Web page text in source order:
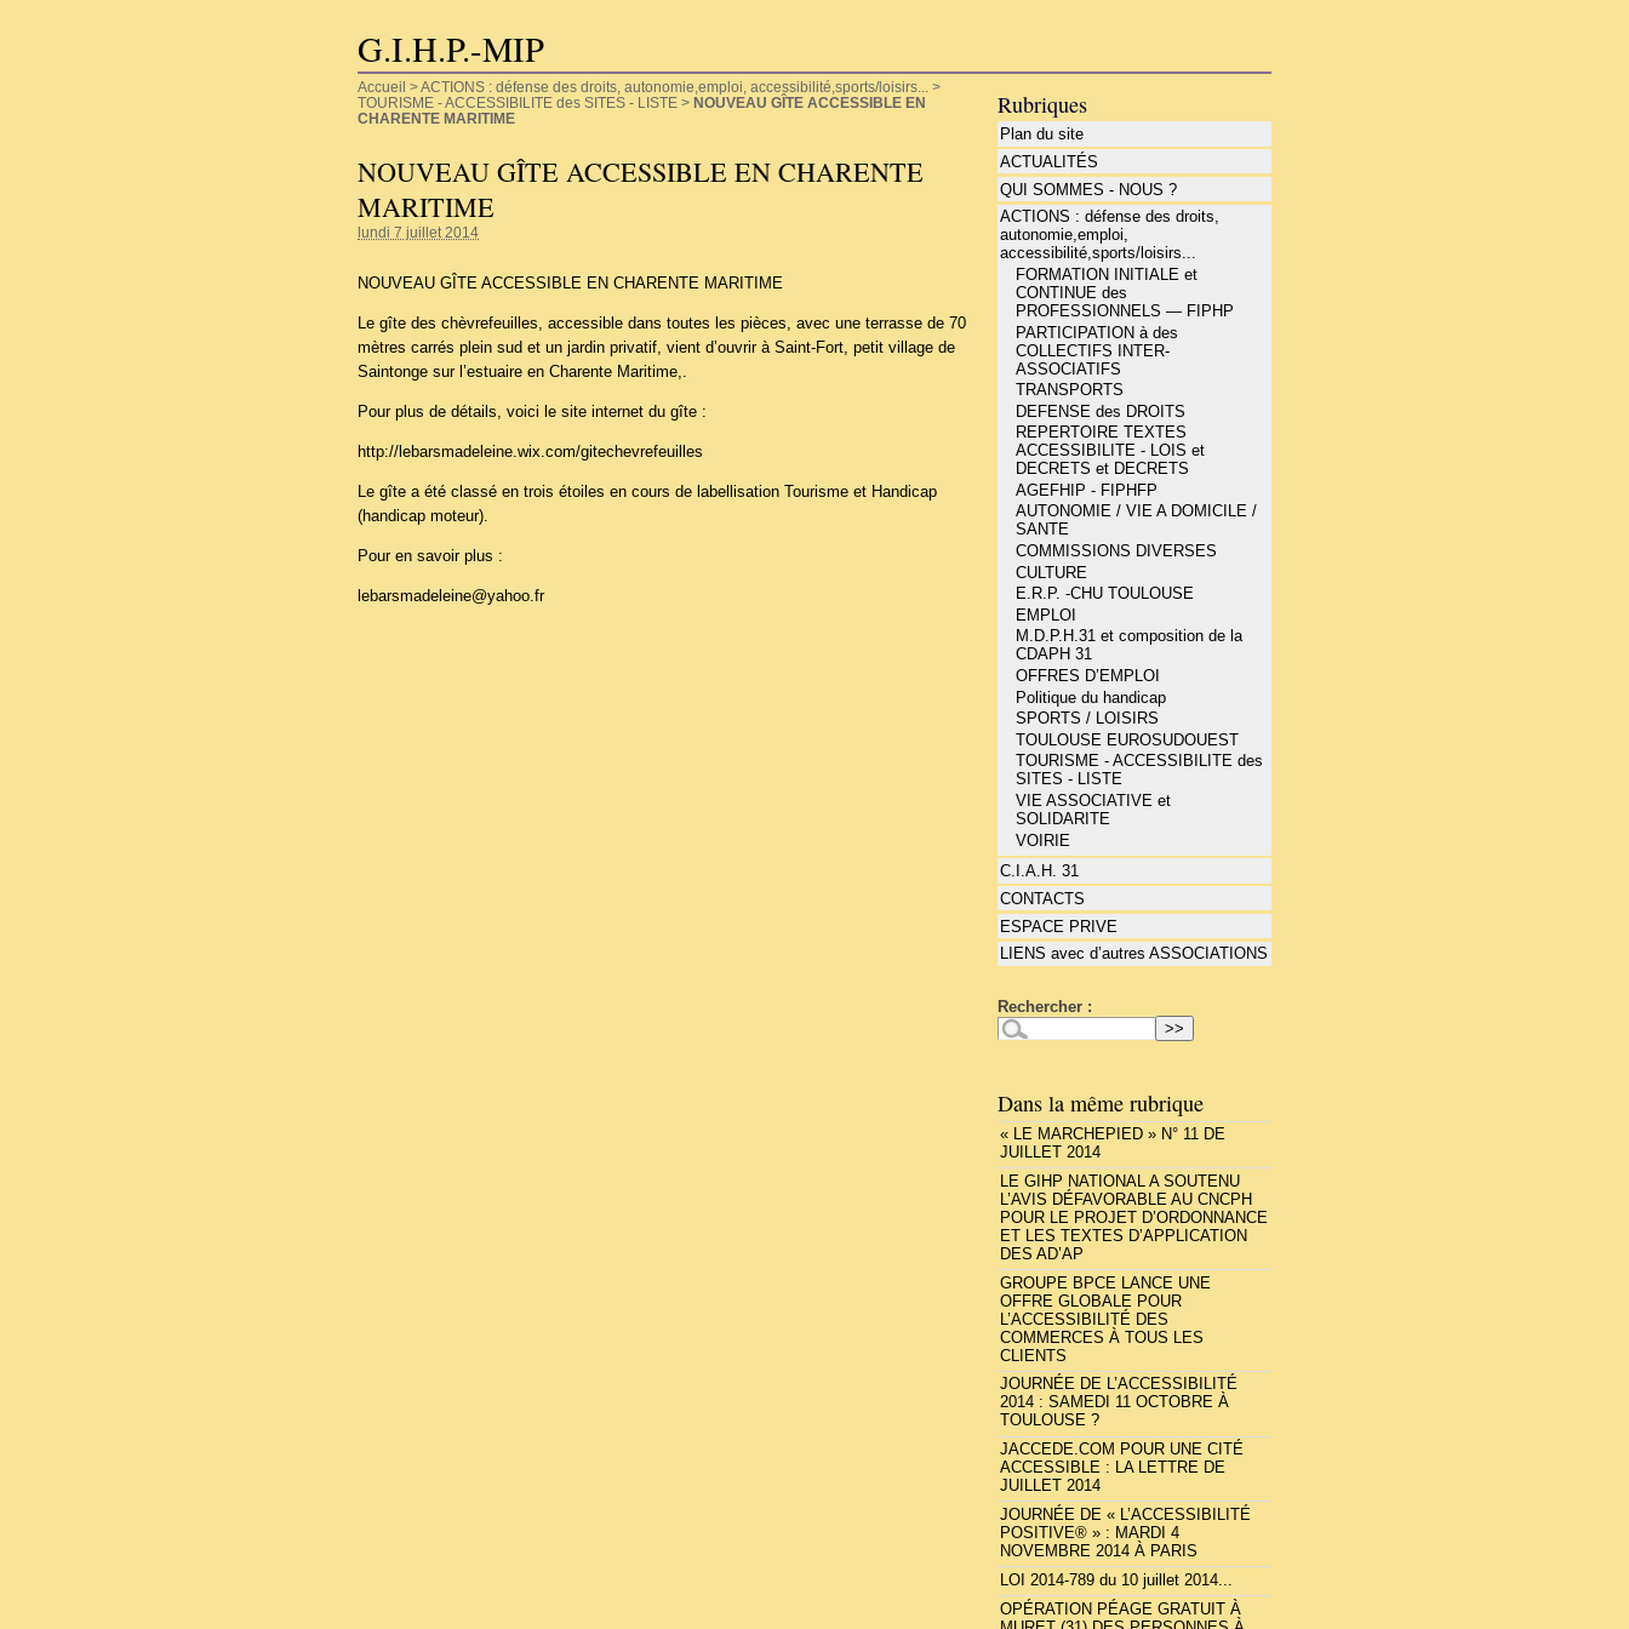
G.I.H.P.-MIP
Accueil >ACTIONS : défense des droits, autonomie,emploi, accessibilité,sports/loisirs...
>
TOURISME - ACCESSIBILITE des SITES - LISTE > NOUVEAU GÎTE ACCESSIBLE EN
CHARENTE MARITIME
NOUVEAU GÎTE ACCESSIBLE EN CHARENTE
MARITIME
lundi 7 juillet 2014
NOUVEAU GÎTE ACCESSIBLE EN CHARENTE MARITIME
Le gîte des chèvrefeuilles, accessible dans toutes les pièces, avec une terrasse de 70
mètres carrés plein sud et un jardin privatif, vient d’ouvrir à Saint-Fort, petit village de
Saintonge sur l’estuaire en Charente Maritime,.
Pour plus de détails, voici le site internet du gîte :
http://lebarsmadeleine.wix.com/gitechevrefeuilles
Le gîte a été classé en trois étoiles en cours de labellisation Tourisme et Handicap
(handicap moteur).
Pour en savoir plus :
lebarsmadeleine@yahoo.fr
Rubriques
Plan du site
ACTUALITÉS
QUI SOMMES - NOUS ?
ACTIONS : défense des droits,
autonomie,emploi,
accessibilité,sports/loisirs...
FORMATION INITIALE et
CONTINUE des
PROFESSIONNELS — FIPHP
PARTICIPATION à des
COLLECTIFS INTER-
ASSOCIATIFS
TRANSPORTS
DEFENSE des DROITS
REPERTOIRE TEXTES
ACCESSIBILITE - LOIS et
DECRETS et DECRETS
AGEFHIP - FIPHFP
AUTONOMIE / VIE A DOMICILE /
SANTE
COMMISSIONS DIVERSES
CULTURE
E.R.P. -CHU TOULOUSE
EMPLOI
M.D.P.H.31 et composition de la
CDAPH 31
OFFRES D’EMPLOI
Politique du handicap
SPORTS / LOISIRS
TOULOUSE EUROSUDOUEST
TOURISME - ACCESSIBILITE des
SITES - LISTE
VIE ASSOCIATIVE et
SOLIDARITE
VOIRIE
C.I.A.H. 31
CONTACTS
ESPACE PRIVE
LIENS avec d’autres ASSOCIATIONS
Rechercher :
Dans la même rubrique
« LE MARCHEPIED » N° 11 DE
JUILLET 2014
LE GIHP NATIONAL A SOUTENU
L’AVIS DÉFAVORABLE AU CNCPH
POUR LE PROJET D’ORDONNANCE
ET LES TEXTES D’APPLICATION
DES AD’AP
GROUPE BPCE LANCE UNE
OFFRE GLOBALE POUR
L’ACCESSIBILITÉ DES
COMMERCES À TOUS LES
CLIENTS
JOURNÉE DE L’ACCESSIBILITÉ
2014 : SAMEDI 11 OCTOBRE À
TOULOUSE ?
JACCEDE.COM POUR UNE CITÉ
ACCESSIBLE : LA LETTRE DE
JUILLET 2014
JOURNÉE DE « L’ACCESSIBILITÉ
POSITIVE® » : MARDI 4
NOVEMBRE 2014 À PARIS
LOI 2014-789 du 10 juillet 2014...
OPÉRATION PÉAGE GRATUIT À